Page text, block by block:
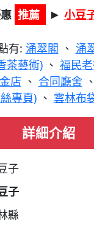
推薦 ► 小豆
有: 涌翠閣 、 涌
茶藝術)、 福民
店 、 合同廳舍、
專頁)、 雲林布
詳細介紹
子
子
縣